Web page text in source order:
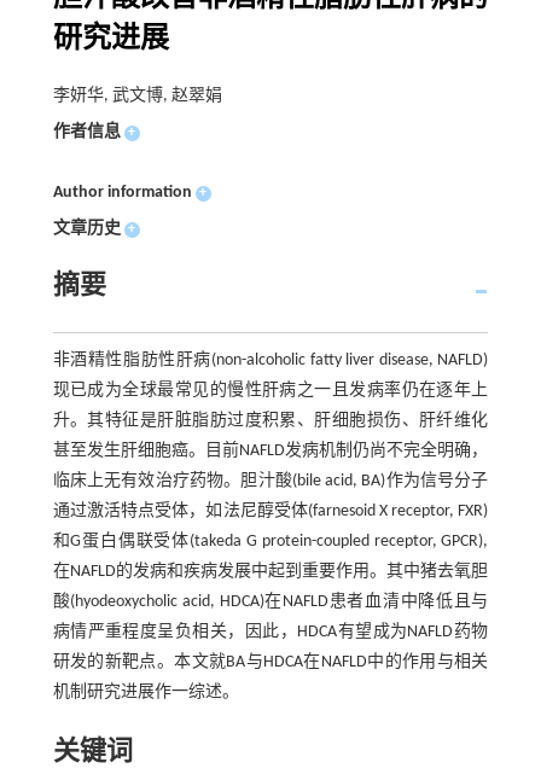
研究进展
李妍华, 武文博, 赵翠娟
作者信息 +
Author information +
文章历史 +
摘要
非酒精性脂肪性肝病(non-alcoholic fatty liver disease, NAFLD)
现已成为全球最常见的慢性肝病之一且发病率仍在逐年上
升。其特征是肝脏脂肪过度积累、肝细胞损伤、肝纤维化
甚至发生肝细胞癌。目前NAFLD发病机制仍尚不完全明确，
临床上无有效治疗药物。胆汁酸(bile acid, BA)作为信号分子
通过激活特点受体，如法尼醇受体(farnesoid X receptor, FXR)
和G蛋白偶联受体(takeda G protein-coupled receptor, GPCR),
在NAFLD的发病和疾病发展中起到重要作用。其中猪去氧胆
酸(hyodeoxycholic acid, HDCA)在NAFLD患者血清中降低且与
病情严重程度呈负相关，因此，HDCA有望成为NAFLD药物
研发的新靶点。本文就BA与HDCA在NAFLD中的作用与相关
机制研究进展作一综述。
关键词